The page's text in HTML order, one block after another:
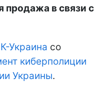
продажа в связи с
Украина со
киберполиции
Украины.